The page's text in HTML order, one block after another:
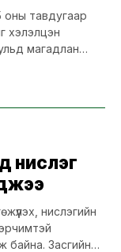
оны тавдугаар
хэлэлцэн
магадлан
нислэг
нислэгийн
байна. Засгийн